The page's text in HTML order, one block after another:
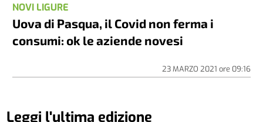
NOVI LIGURE
Uova di Pasqua, il Covid non ferma i
consumi: ok le aziende novesi
23 MARZO 2021 ore 09:16
Leggi l'ultima edizione